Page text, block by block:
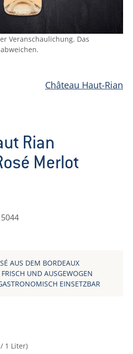
Veranschaulichung. Das
Château Haut-Rian
von 5 von 5 Sternen
Rian
Merlot
AUS DEM BORDEAUX
UND AUSGEWOGEN
EINSETZBAR
1 Liter)